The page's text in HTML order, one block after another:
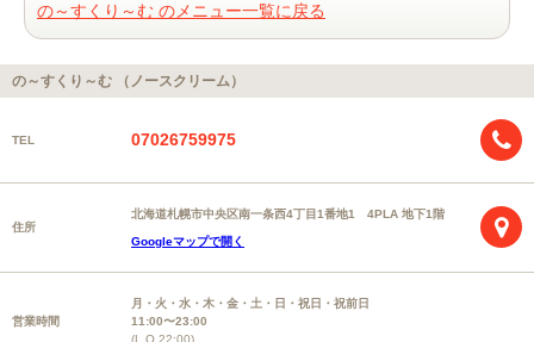
の～すくり～む のメニュー一覧に戻る
の～すくり～む （ノースクリーム）
TEL 07026759975
住所
北海道札幌市中央区南一条西4丁目1番地1 4PLA 地下1階
Googleマップで開く
営業時間
月・火・水・木・金・土・日・祝日・祝前日
11:00〜23:00
(L.O 22:00)